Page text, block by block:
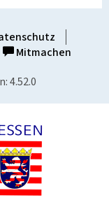
Mitmachen
4.52.0